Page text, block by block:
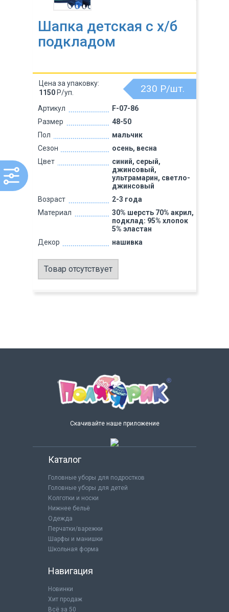
Шапка детская с х/б
подкладом
Артикул
F-07-86
Размер
48-50
Пол
мальчик
Сезон
осень, весна
Цвет
синий, серый,
джинсовый,
ультрамарин, светло-
джинсовый
Возраст
2-3 года
Материал
30% шерсть 70% акрил,
подклад: 95% хлопок
5% эластан
Декор
нашивка
230 Р/шт.
Цена за упаковку:
1150 Р/уп.
Товар отсутствует
Скачивайте наше приложение
Каталог
Головные уборы для подростков
Головные уборы для детей
Колготки и носки
Нижнее бельё
Одежда
Перчатки/варежки
Шарфы и манишки
Школьная форма
Навигация
Новинки
Хит продаж
Всё за 50